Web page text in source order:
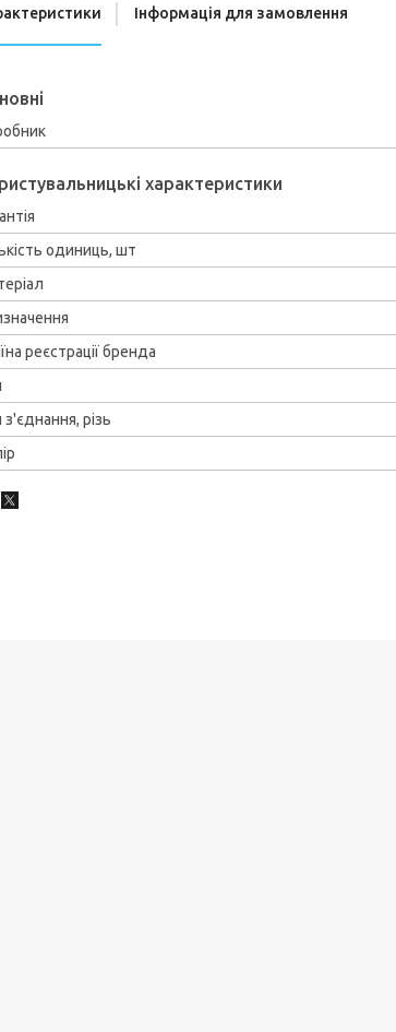
Інформація для замовлення
характеристики
одиниць, шт
реєстрації бренда
з'єднання, різь